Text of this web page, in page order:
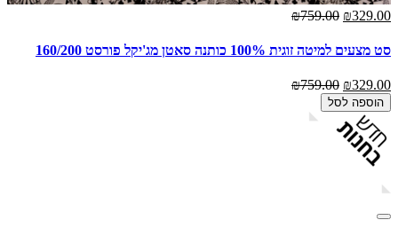
₪329.00
₪759.00
סט מצעים למיטה זוגית 100% כותנה סאטן מג'יקל פורסט 160/200
₪329.00
₪759.00
הוספה לסל